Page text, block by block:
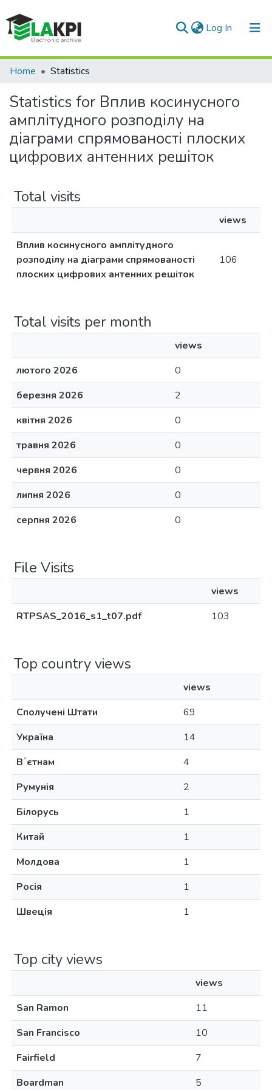
Log In (current)
Communities & Collections
All of DSpace
Home Statistics
Statistics for Вплив косинусного
амплітудного розподілу на
діаграми спрямованості плоских
цифрових антенних решіток
Total visits
views
Вплив косинусного амплітудного
розподілу на діаграми спрямованості
плоских цифрових антенних решіток
106
Total visits per month
views
лютого 2026
0
березня 2026
2
квітня 2026
0
травня 2026
0
червня 2026
0
липня 2026
0
серпня 2026
0
File Visits
views
RTPSAS_2016_s1_t07.pdf
103
Top country views
views
Сполучені Штати
69
Україна
14
Вʼєтнам
4
Румунія
2
Білорусь
1
Китай
1
Молдова
1
Росія
1
Швеція
1
Top city views
views
San Ramon
11
San Francisco
10
Fairfield
7
Boardman
5